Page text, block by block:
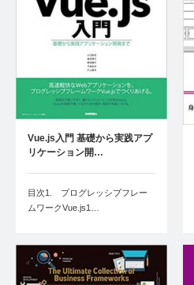
Vue.js入門 基礎から実践アプ
リケーション開…
目次1. プログレッシブフレー
ムワークVue.js1…